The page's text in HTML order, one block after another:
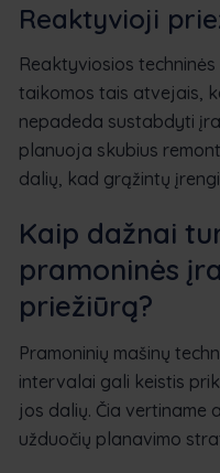
Reaktyvioji
Reaktyviosios
taikomos tais atvejais,
nepadeda sustabdyti
planuoja skubius
dalių, kad grąžintų
Kaip dažnai
pramoninės
priežiūrą?
Pramoninių mašinų
intervalai gali keistis
jos dalių. Čia vertiname
užduočių planavimo